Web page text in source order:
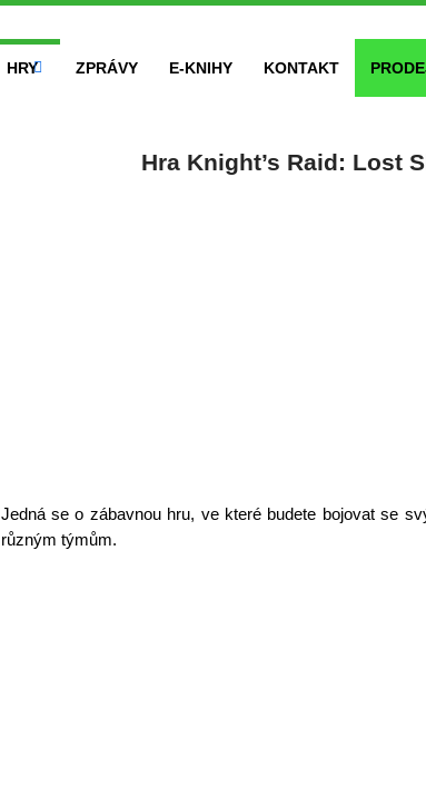
HRY ZPRÁVY E-KNIHY KONTAKT
Hra Knight’s Raid: Lost
Jedná se o zábavnou hru, ve které budete bojovat se
různým týmům.